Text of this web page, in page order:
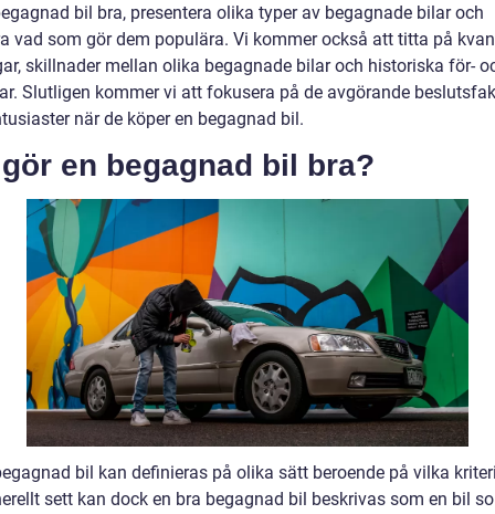
bil bra, presentera olika typer av begagnade bilar och
vad som gör dem populära. Vi kommer också att titta på
skillnader mellan olika begagnade bilar och historiska för-
Slutligen kommer vi att fokusera på de avgörande
när de köper en begagnad bil.
en begagnad bil bra?
bil kan definieras på olika sätt beroende på vilka
sett kan dock en bra begagnad bil beskrivas som en bil